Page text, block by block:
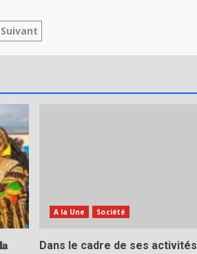
Suivant
A la Une Société
Dans le cadre de ses activités